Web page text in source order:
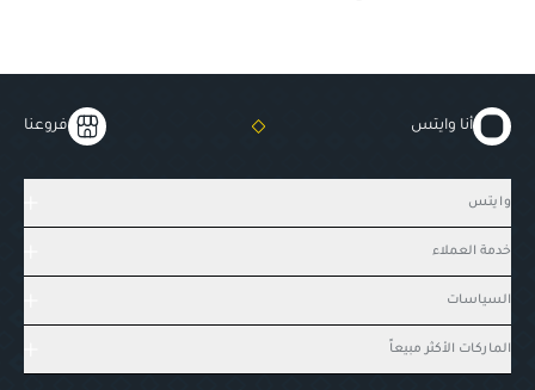
أنا وايتس فروعنا
وايتس
خدمة العملاء
السياسات
الماركات الأكثر مبيعاً